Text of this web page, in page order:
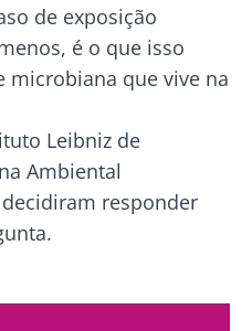
de exposição
é o que isso
microbiana que vive na
Leibniz de
Ambiental
responder